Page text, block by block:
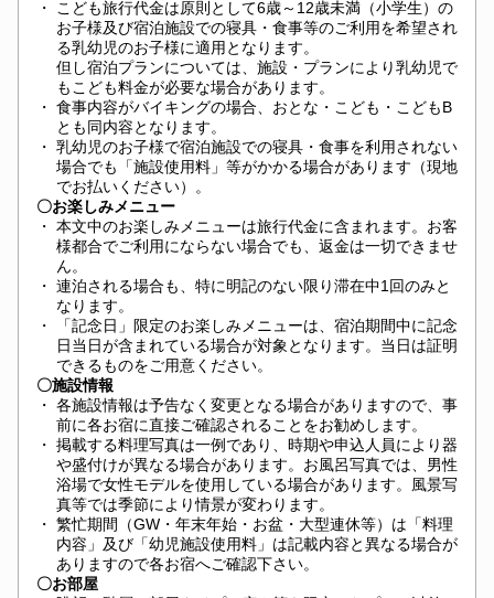
・
こども旅行代金は原則として6歳～12歳未満（小学生）の
お子様及び宿泊施設での寝具・食事等のご利用を希望され
る乳幼児のお子様に適用となります。
但し宿泊プランについては、施設・プランにより乳幼児で
もこども料金が必要な場合があります。
・ 食事内容がバイキングの場合、おとな・こども・こどもB
とも同内容となります。
・ 乳幼児のお子様で宿泊施設での寝具・食事を利用されない
場合でも「施設使用料」等がかかる場合があります（現地
でお払いください）。
〇お楽しみメニュー
・ 本文中のお楽しみメニューは旅行代金に含まれます。お客
様都合でご利用にならない場合でも、返金は一切できませ
ん。
・ 連泊される場合も、特に明記のない限り滞在中1回のみと
なります。
・
「記念日」限定のお楽しみメニューは、宿泊期間中に記念
日当日が含まれている場合が対象となります。当日は証明
できるものをご用意ください。
〇施設情報
・ 各施設情報は予告なく変更となる場合がありますので、事
前に各お宿に直接ご確認されることをお勧めします。
・ 掲載する料理写真は一例であり、時期や申込人員により器
や盛付けが異なる場合があります。お風呂写真では、男性
浴場で女性モデルを使用している場合があります。風景写
真等では季節により情景が変わります。
・ 繁忙期間（GW・年末年始・お盆・大型連休等）は「料理
内容」及び「幼児施設使用料」は記載内容と異なる場合が
ありますので各お宿へご確認下さい。
〇お部屋